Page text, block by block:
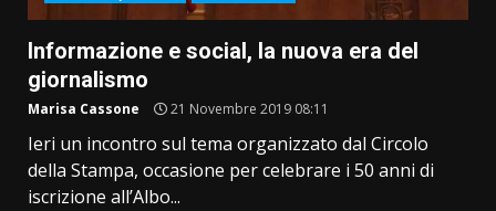
Informazione e social, la nuova era del
giornalismo
Marisa Cassone 21 Novembre 2019 08:11
Ieri un incontro sul tema organizzato dal Circolo
della Stampa, occasione per celebrare i 50 anni di
iscrizione all’Albo...